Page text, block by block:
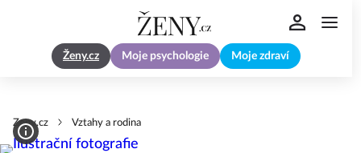
Ženy.cz Moje psychologie Moje zdraví
Zeny.cz Vztahy a rodina